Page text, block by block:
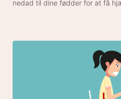
nedad til dine fødder for at få